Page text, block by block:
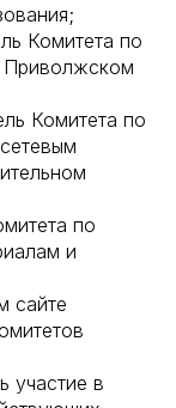
Комитета по
Приволжском
Комитета по
по
и
сайте
участие в